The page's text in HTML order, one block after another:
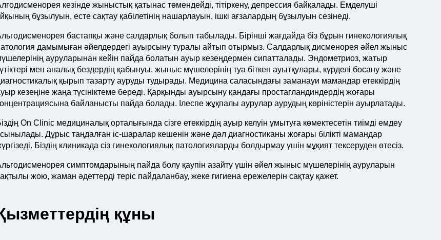
кезінде жыныстық қатынас төмендейді, тітіркену, депрессия байқалады. Емделуші
бұзылуын, есте сақтау қабілетінің нашарлауын, ішкі ағзалардың бұзылуын сезінеді.
бастапқы және салдарлық болып табылады. Бірінші жағдайда біз бұрын гинекологиялық
дамымыған әйелдердегі ауырсыну туралы айтып отырмыз. Салдарлық дисменорея әйел жыныс
ауруларынан кейін пайда болатын ауыр кезеңдермен сипатталады. Эндометриоз, жатыр
мен аналық бездердің қабынуы, жыныс мүшелерінің туа біткен ауытқулары, күрделі босану және
қырып тазарту ауруды тудырады. Медицина саласындағы заманауи мамандар етеккірдің
кезеңіне жаңа түсініктеме береді. Қарқынды ауырсыну қандағы простагландиндердің жоғары
байланысты пайда болады. Ілеспе жұқпалы аурулар аурудың көріністерін ауырлатады.
On Clinic медициналық орталығында сізге етеккірдің ауыр келуін ұмытуға көмектесетін тиімді емдеу
Дұрыс таңдалған іс-шаралар кешенін және дәл диагностиканы жоғары білікті мамандар
Біздің клиникада сіз гинекологиялық патологияларды болдырмау үшін мұқият тексеруден өтесіз.
симптомдарының пайда болу қаупін азайту үшін әйел жыныс мүшелерінің ауруларын
жою, жаман әдеттерді теріс пайдаланбау, жеке гигиена ережелерін сақтау қажет.
құны